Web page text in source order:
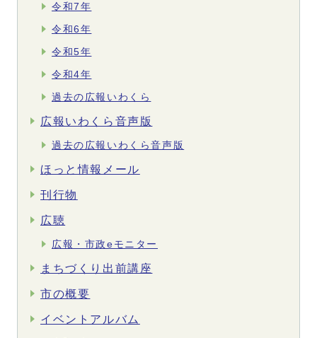
令和7年
令和6年
令和5年
令和4年
過去の広報いわくら
広報いわくら音声版
過去の広報いわくら音声版
ほっと情報メール
刊行物
広聴
広報・市政eモニター
まちづくり出前講座
市の概要
イベントアルバム